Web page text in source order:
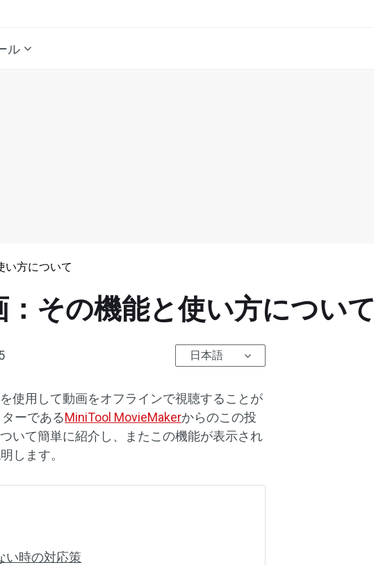
ル
い方について
その機能と使い方について
日本語
使用して動画をオフラインで視聴することが
ーであるMiniTool MovieMakerからのこの投
いて簡単に紹介し、またこの機能が表示され
します。
い時の対応策